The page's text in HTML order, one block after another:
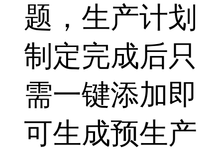
题，生产计划
制定完成后只
需一键添加即
可生成预生产